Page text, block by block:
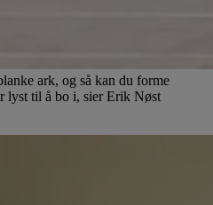
ark, og så kan du forme
lyst til å bo i, sier Erik Nøst